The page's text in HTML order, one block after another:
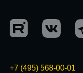
+7 (495) 568-00-01